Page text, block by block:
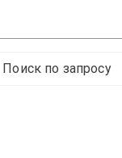
Поиск по запросу